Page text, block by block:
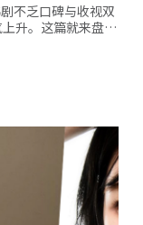
不乏口碑与收视双
上升。这篇就来盘…